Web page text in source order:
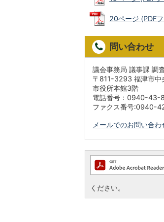
20ページ (PDF
問い合わせ
議会事務局 議事課 調
〒811-3293 福津市中
市役所本館3階
電話番号：0940-43-
ファクス番号:0940-
メールでのお問い合わ
ください。